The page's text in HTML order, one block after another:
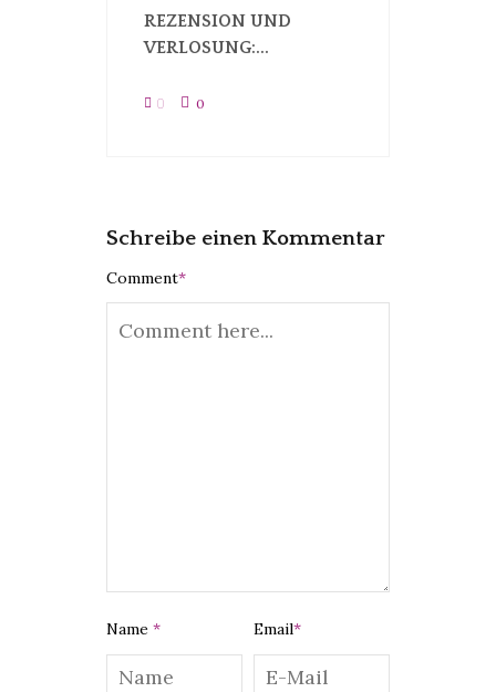
REZENSION UND
VERLOSUNG:...
0 0
Schreibe einen Kommentar
Comment*
Name * Email*